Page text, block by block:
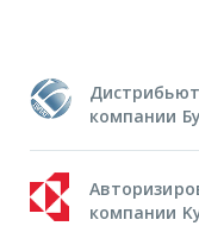
компании
компании